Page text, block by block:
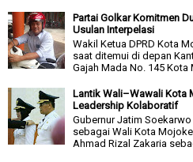
Partai Golkar Komitmen
Usulan Interpelasi
Wakil Ketua DPRD Kota
saat ditemui di depan
Gajah Mada No. 145 Kota
Lantik Wali–Wawali Kota
Leadership Kolaboratif
Gubernur Jatim
sebagai Wali Kota
Ahmad Rizal Zakaria